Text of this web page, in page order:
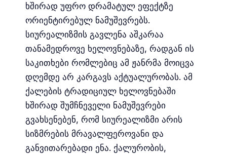
ხშირად უფრო დრამატულ ეფექტზე
ორიენტირებულ ნამუშევრებს.
სიურეალიზმის გავლენა აშკარაა
თანამედროვე ხელოვნებაზე, რადგან ის
საკითხები რომლებიც ამ ჟანრმა მოიცვა
დღემდე არ კარგავს აქტუალურობას. ამ
ქალების ტრადიციულ ხელოვნებაში
ხშირად შუმჩნეველი ნამუშევრები
გვახსენებენ, რომ სიურეალიზმი არის
სიზმრების მრავალფეროვანი და
განვითარებადი ენა. ქალურობის,